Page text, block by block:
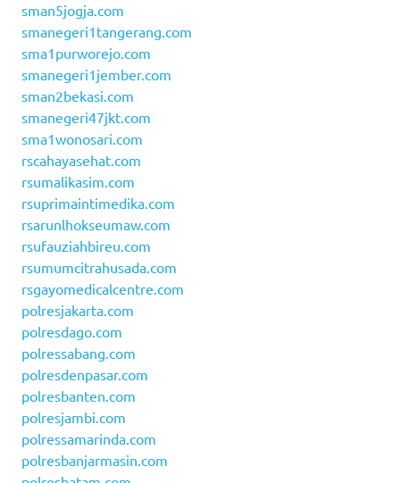
sman5jogja.com
smanegeri1tangerang.com
sma1purworejo.com
smanegeri1jember.com
sman2bekasi.com
smanegeri47jkt.com
sma1wonosari.com
rscahayasehat.com
rsumalikasim.com
rsuprimaintimedika.com
rsarunlhokseumaw.com
rsufauziahbireu.com
rsumumcitrahusada.com
rsgayomedicalcentre.com
polresjakarta.com
polresdago.com
polressabang.com
polresdenpasar.com
polresbanten.com
polresjambi.com
polressamarinda.com
polresbanjarmasin.com